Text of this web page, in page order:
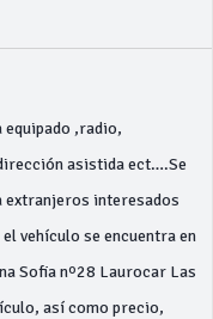
equipado ,radio,
asistida ect….Se
extranjeros interesados
vehículo se encuentra en
Sofia nº28 Laurocar Las
así como precio,